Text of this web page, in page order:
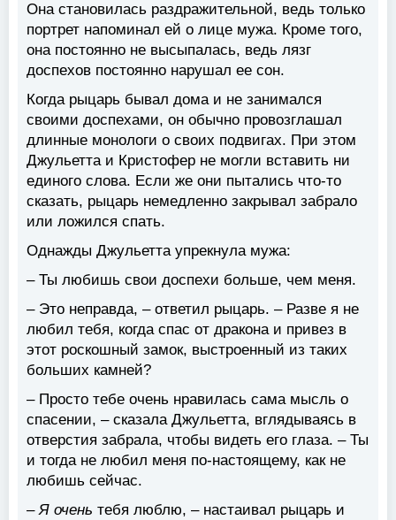
Она становилась раздражительной, ведь только
портрет напоминал ей о лице мужа. Кроме того,
она постоянно не высыпалась, ведь лязг
доспехов постоянно нарушал ее сон.
Когда рыцарь бывал дома и не занимался
своими доспехами, он обычно провозглашал
длинные монологи о своих подвигах. При этом
Джульетта и Кристофер не могли вставить ни
единого слова. Если же они пытались что-то
сказать, рыцарь немедленно закрывал забрало
или ложился спать.
Однажды Джульетта упрекнула мужа:
– Ты любишь свои доспехи больше, чем меня.
– Это неправда, – ответил рыцарь. – Разве я не
любил тебя, когда спас от дракона и привез в
этот роскошный замок, выстроенный из таких
больших камней?
– Просто тебе очень нравилась сама мысль о
спасении, – сказала Джульетта, вглядываясь в
отверстия забрала, чтобы видеть его глаза. – Ты
и тогда не любил меня по-настоящему, как не
любишь сейчас.
–Я очень тебя люблю, – настаивал рыцарь и